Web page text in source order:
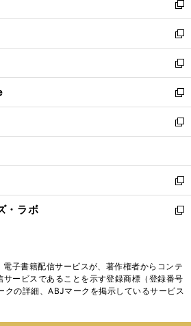
く
で
開
く
ド
ウ
で
開
く
ィ
ン
ド
ウ
で
開
く
い
ウ
ィ
ン
ド
ウ
で
開
く
新
し
い
ウ
ィ
ン
ド
ウ
で
開
新
し
い
ウ
ィ
ン
ド
ウ
開
く
新
し
い
ウ
ィ
ン
ウ
で
開
く
新
し
い
ウ
ン
ド
ウ
で
新
し
ウ
ィ
ン
ド
く
新
し
い
ド
ウ
で
・ラボ
新
ィ
ン
子書籍配信サービスが、著作権者からコンテ
ービスであることを示す登録商標（登録番号
の詳細、ABJマークを掲示しているサービス